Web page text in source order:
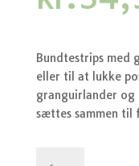
Bundtestrips med
eller til at lukke
granguirlander og
sættes sammen